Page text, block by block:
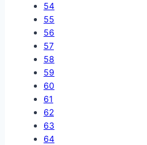
54
55
56
57
58
59
60
61
62
63
64